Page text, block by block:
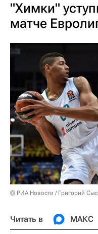
"Химки"
матче
© РИА Новости / Григорий
Читать в МАКС